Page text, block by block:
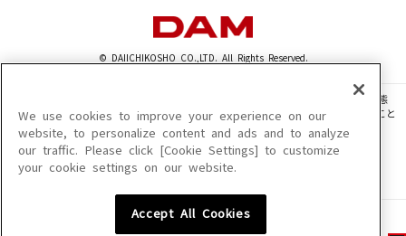
© DAIICHIKOSHO CO.,LTD. All Rights Reserved.
このサイトに掲載されている一切の文章・画像・写真・動画・音声等を、手段や形態
を問わず、著作権法の定める範囲を超えて無断で複製、転載、ファイル化などすること
を禁じます。
楽曲及びコンテンツは、機種によりご利用いただけない場合があります。
楽曲及びコンテンツの配信日、配信内容が変更になる場合があります。
We use cookies to improve your experience on our
website, to personalize content and ads and to analyze
our traffic. Please click [Cookie Settings] to customize
your cookie settings on our website.
Accept All Cookies